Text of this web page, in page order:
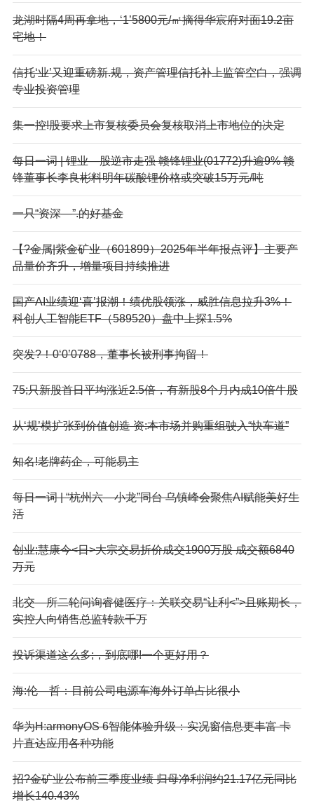
龙湖时隔4周再拿地，‘1’5800元/㎡摘得华宸府对面19.2亩
宅地！
信托‘业’又迎重磅新.规，资产管理信托补上监管空白，强调
专业投资管理
集一控!股要求上市复核委员会复核取消上市地位的决定
每日一词 | 锂业—股逆市走强 赣锋锂业(01772)升逾9% 赣
锋董事长李良彬料明年碳酸锂价格或突破15万元/吨
一只“资深—”.的好基金
【?金属|紫金矿业（601899）2025年半年报点评】主要产
品量价齐升，增量项目持续推进
国产AI业绩迎‘喜’报潮！绩优股领涨，威胜信息拉升3%！
科创人工智能ETF（589520）盘中上探1.5%
突发?！0‘0’0788，董事长被刑事拘留！
75;只新股首日平均涨近2.5倍，有新股8个月内成10倍牛股
从‘规’模扩张到价值创造 资:本市场并购重组驶入“快车道”
知名!老牌药企，可能易主
每日一词 | “杭州六—小龙”同台 乌镇峰会聚焦AI赋能美好生
活
创业;慧康今<日>大宗交易折价成交1900万股 成交额6840
万元
北交—所二轮问询睿健医疗：关联交易“让利<”>且账期长，
实控人向销售总监转款千万
投诉渠道这么多;，到底哪!一个更好用？
海:伦—哲：目前公司电源车海外订单占比很小
华为H:armonyOS 6智能体验升级：实况窗信息更丰富 卡
片直达应用各种功能
招?金矿业公布前三季度业绩 归母净利润约21.17亿元同比
增长140.43%